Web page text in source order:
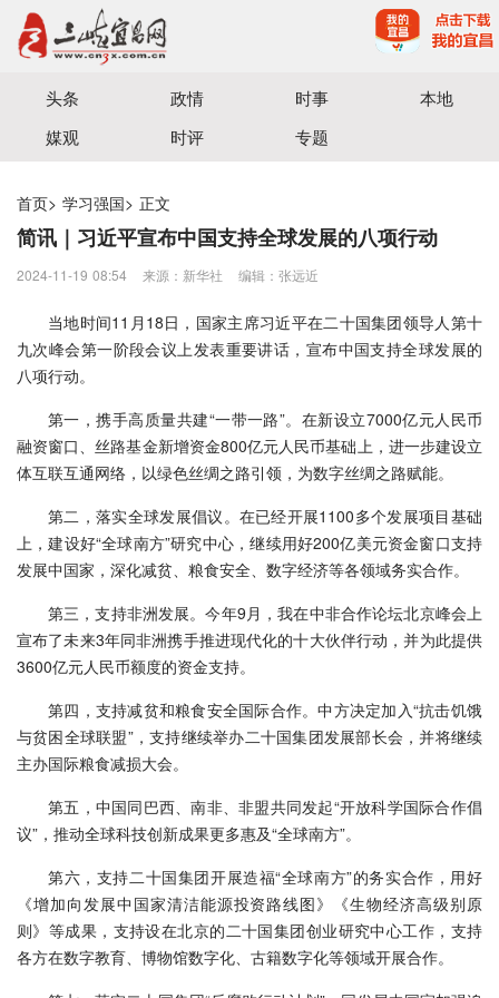
宜昌三峡融媒体中心主办
头条 政情 时事
本地
媒观
时评 专题
首页> 学习强国> 正文
简讯｜习近平宣布中国支持全球发展的八项行动
2024-11-19 08:54 来源：新华社 编辑：张远近
当地时间11月18日，国家主席习近平在二十国集团领导人第十
九次峰会第一阶段会议上发表重要讲话，宣布中国支持全球发展的
八项行动。
第一，携手高质量共建“一带一路”。在新设立7000亿元人民币
融资窗口、丝路基金新增资金800亿元人民币基础上，进一步建设立
体互联互通网络，以绿色丝绸之路引领，为数字丝绸之路赋能。
第二，落实全球发展倡议。在已经开展1100多个发展项目基础
上，建设好“全球南方”研究中心，继续用好200亿美元资金窗口支持
发展中国家，深化减贫、粮食安全、数字经济等各领域务实合作。
第三，支持非洲发展。今年9月，我在中非合作论坛北京峰会上
宣布了未来3年同非洲携手推进现代化的十大伙伴行动，并为此提供
3600亿元人民币额度的资金支持。
第四，支持减贫和粮食安全国际合作。中方决定加入“抗击饥饿
与贫困全球联盟”，支持继续举办二十国集团发展部长会，并将继续
主办国际粮食减损大会。
第五，中国同巴西、南非、非盟共同发起“开放科学国际合作倡
议”，推动全球科技创新成果更多惠及“全球南方”。
第六，支持二十国集团开展造福“全球南方”的务实合作，用好
《增加向发展中国家清洁能源投资路线图》《生物经济高级别原
则》等成果，支持设在北京的二十国集团创业研究中心工作，支持
各方在数字教育、博物馆数字化、古籍数字化等领域开展合作。